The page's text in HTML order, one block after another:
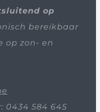
op
bereikbaar
op zon- en
0434 584 645